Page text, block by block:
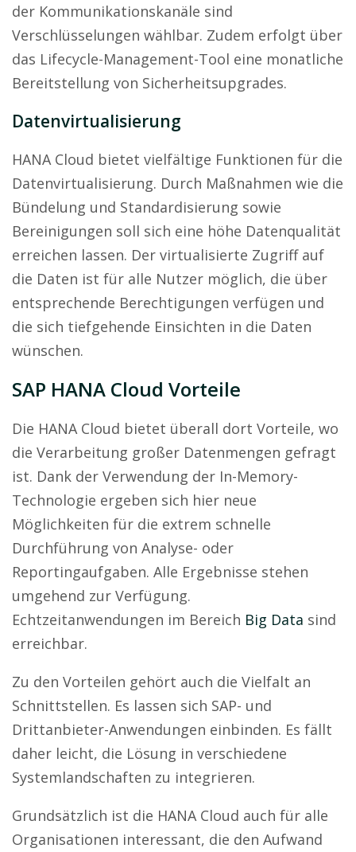
der Kommunikationskanäle sind
Verschlüsselungen wählbar. Zudem erfolgt über
das Lifecycle-Management-Tool eine monatliche
Bereitstellung von Sicherheitsupgrades.
Datenvirtualisierung
HANA Cloud bietet vielfältige Funktionen für die
Datenvirtualisierung. Durch Maßnahmen wie die
Bündelung und Standardisierung sowie
Bereinigungen soll sich eine höhe Datenqualität
erreichen lassen. Der virtualisierte Zugriff auf
die Daten ist für alle Nutzer möglich, die über
entsprechende Berechtigungen verfügen und
die sich tiefgehende Einsichten in die Daten
wünschen.
SAP HANA Cloud Vorteile
Die HANA Cloud bietet überall dort Vorteile, wo
die Verarbeitung großer Datenmengen gefragt
ist. Dank der Verwendung der In-Memory-
Technologie ergeben sich hier neue
Möglichkeiten für die extrem schnelle
Durchführung von Analyse- oder
Reportingaufgaben. Alle Ergebnisse stehen
umgehend zur Verfügung.
Echtzeitanwendungen im Bereich Big Data sind
erreichbar.
Zu den Vorteilen gehört auch die Vielfalt an
Schnittstellen. Es lassen sich SAP- und
Drittanbieter-Anwendungen einbinden. Es fällt
daher leicht, die Lösung in verschiedene
Systemlandschaften zu integrieren.
Grundsätzlich ist die HANA Cloud auch für alle
Organisationen interessant, die den Aufwand